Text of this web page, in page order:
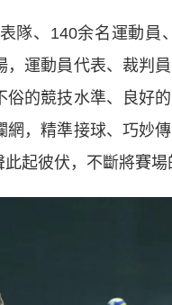
、140余名運動員
運動員代表、裁判
的競技水準、良好
，精準接球、巧妙
起彼伏，不斷將賽場